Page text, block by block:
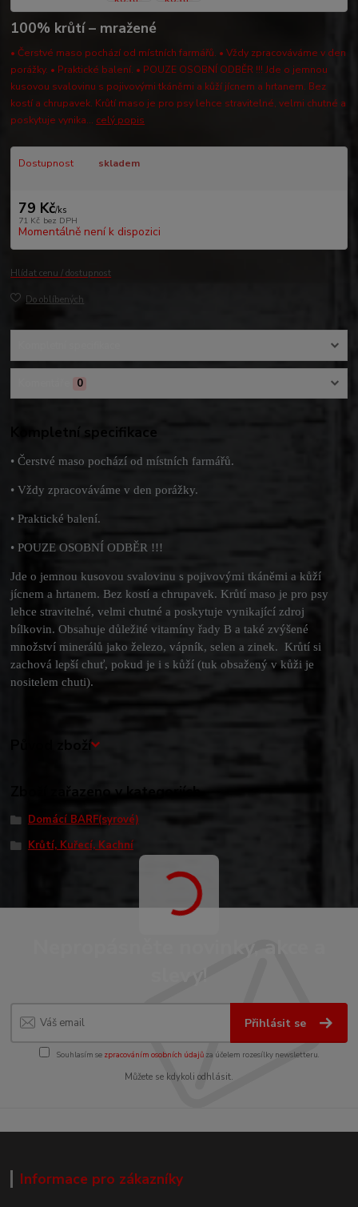
100% krůtí – mražené
• Čerstvé maso pochází od místních farmářů. • Vždy zpracováváme v den
porážky. • Praktické balení. • POUZE OSOBNÍ ODBĚR !!! Jde o jemnou
kusovou svalovinu s pojivovými tkáněmi a kůží jícnem a hrtanem. Bez
kostí a chrupavek. Krůtí maso je pro psy lehce stravitelné, velmi chutné a
poskytuje vynika... celý popis
Dostupnost skladem
79 Kč/ks
71 Kč bez DPH
Momentálně není k dispozici
Hlídat cenu / dostupnost
Do oblíbených
0
Kompletní specifikace
• Čerstvé maso pochází od místních farmářů.
• Vždy zpracováváme v den porážky.
• Praktické balení.
• POUZE OSOBNÍ ODBĚR !!!
Jde o jemnou kusovou svalovinu s pojivovými tkáněmi a kůží
jícnem a hrtanem. Bez kostí a chrupavek. Krůtí maso je pro psy
lehce stravitelné, velmi chutné a poskytuje vynikající zdroj
bílkovin. Obsahuje důležité vitamíny řady B a také zvýšené
množství minerálů jako železo, vápník, selen a zinek. Krůtí si
zachová lepší chuť, pokud je i s kůží (tuk obsažený v kůži je
nositelem chuti).
Původ zboží
Zboží zařazeno v kategoriích
Domácí BARF(syrové)
Krůtí, Kuřecí, Kachní
Přihlásit se
Souhlasím se zpracováním osobních údajůza účelem rozesílky newsletteru.
Můžete se kdykoli odhlásit.
Informace pro zákazníky